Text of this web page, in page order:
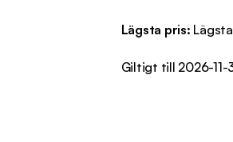
Lägsta pris:
Giltigt till 2026-11-